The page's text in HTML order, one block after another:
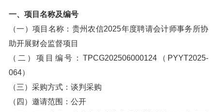
一、项目名称及编号
（一）项目名称：贵州农信2025年度聘请会计师事务所协
助开展财会监督项目
（二）项目编号：TPCG202506000124（PYYT2025-
064）
（三）采购方式：谈判采购
（四）邀请范围：公开